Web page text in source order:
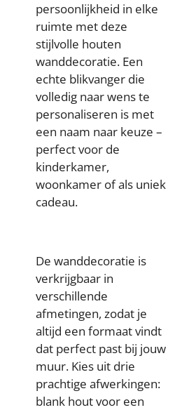
persoonlijkheid in elke
ruimte met deze
stijlvolle houten
wanddecoratie. Een
echte blikvanger die
volledig naar wens te
personaliseren is met
een naam naar keuze –
perfect voor de
kinderkamer,
woonkamer of als uniek
cadeau.
De wanddecoratie is
verkrijgbaar in
verschillende
afmetingen, zodat je
altijd een formaat vindt
dat perfect past bij jouw
muur. Kies uit drie
prachtige afwerkingen:
blank hout voor een